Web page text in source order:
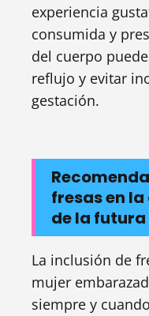
experiencia
consumida y
del cuerpo
reflujo y evitar
gestación.
fresas en
de la
La inclusión de
mujer
siempre y